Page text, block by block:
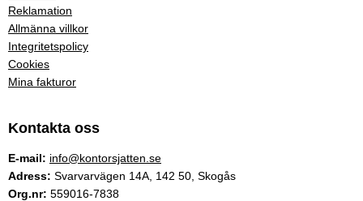
Reklamation
Allmänna villkor
Integritetspolicy
Cookies
Mina fakturor
Kontakta oss
E-mail: info@kontorsjatten.se
Adress: Svarvarvägen 14A, 142 50, Skogås
Org.nr: 559016-7838